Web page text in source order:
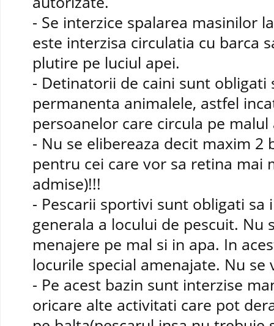
- Se interzice spalarea masinilor
este interzisa circulatia cu barca
plutire pe luciul apei.
- Detinatorii de caini sunt obligati
permanenta animalele, astfel
persoanelor care circula pe malul
- Nu se elibereaza decit maxim 2
pentru cei care vor sa retina mai
admise)!!!
- Pescarii sportivi sunt obligati
generala a locului de pescuit. Nu
menajere pe mal si in apa. In
locurile special amenajate. Nu
- Pe acest bazin sunt interzise
oricare alte activitati care pot